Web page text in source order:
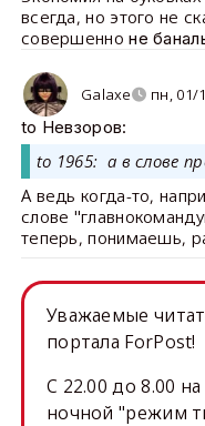
всегда, но этого не
совершенноне
Galaxe пн, 01/
to Невзоров:
to 1965: а в слове
А ведь когда-то,
слове
теперь, понимаешь,
Уважаемые
портала ForPost!
C 22.00 до 8.00
ночной "режим